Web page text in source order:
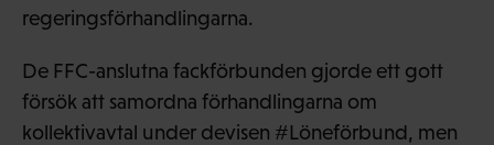
regeringsförhandlingarna.
De FFC-anslutna fackförbunden gjorde ett gott
försök att samordna förhandlingarna om
kollektivavtal under devisen #Löneförbund, men